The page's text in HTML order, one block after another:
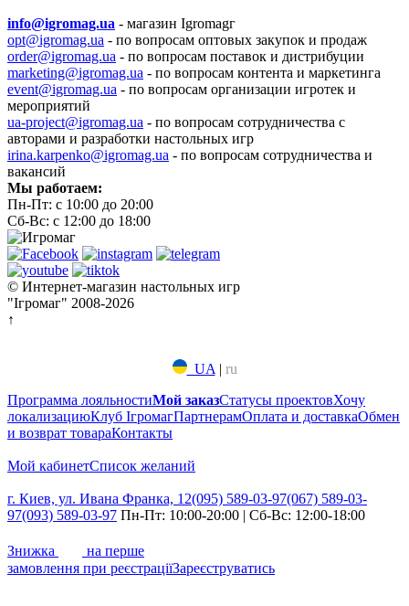
info@igromag.ua - магазин Igromagг
opt@igromag.ua - по вопросам оптовых закупок и продаж
order@igromag.ua - по вопросам поставок и дистрибуции
marketing@igromag.ua - по вопросам контента и маркетинга
event@igromag.ua - по вопросам организации игротек и
мероприятий
ua-project@igromag.ua - по вопросам сотрудничества с
авторами и разработки настольных игр
irina.karpenko@igromag.ua - по вопросам сотрудничества и
вакансий
Мы работаем:
Пн-Пт: с 10:00 до 20:00
Сб-Вс: с 12:00 до 18:00
© Интернет-магазин настольных игр
"Ігромаг" 2008-2026
↑
UA | ru
Программа лояльностиМой заказСтатусы проектовХочу
локализациюКлуб ІгромагПартнерамОплата и доставкаОбмен
и возврат товараКонтакты
Мой кабинетСписок желаний
г. Киев, ул. Ивана Франка, 12(095) 589-03-97(067) 589-03-
97(093) 589-03-97 Пн-Пт: 10:00-20:00 | Сб-Вс: 12:00-18:00
Знижка
на перше
замовлення при реєстраціїЗареєструватись